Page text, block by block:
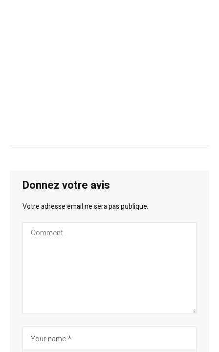
Donnez votre avis
Votre adresse email ne sera pas publique.